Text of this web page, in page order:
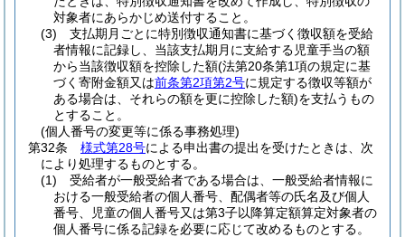
対象者にあらかじめ送付すること。
(3)
支払期月ごとに特別徴収通知書に基づく徴収額を受給
者情報に記録し、当該支払期月に支給する児童手当の額
から当該徴収額を控除した額(法第20条第1項の規定に基
づく寄附金額又は前条第2項第2号に規定する徴収等額が
ある場合は、それらの額を更に控除した額)を支払うもの
とすること。
(個人番号の変更等に係る事務処理)
第32条
様式第28号による申出書の提出を受けたときは、次
により処理するものとする。
(1)
受給者が一般受給者である場合は、一般受給者情報に
おける一般受給者の個人番号、配偶者等の氏名及び個人
番号、児童の個人番号又は第3子以降算定額算定対象者の
個人番号に係る記録を必要に応じて改めるものとする。